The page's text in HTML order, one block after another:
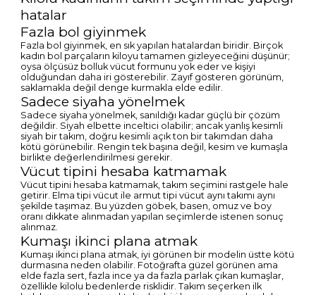
hatalar
Fazla bol giyinmek
Fazla bol giyinmek, en sık yapılan hatalardan biridir. Birçok
kadın bol parçaların kiloyu tamamen gizleyeceğini düşünür;
oysa ölçüsüz bolluk vücut formunu yok eder ve kişiyi
olduğundan daha iri gösterebilir. Zayıf gösteren görünüm,
saklamakla değil denge kurmakla elde edilir.
Sadece siyaha yönelmek
Sadece siyaha yönelmek, sanıldığı kadar güçlü bir çözüm
değildir. Siyah elbette inceltici olabilir; ancak yanlış kesimli
siyah bir takım, doğru kesimli açık ton bir takımdan daha
kötü görünebilir. Rengin tek başına değil, kesim ve kumaşla
birlikte değerlendirilmesi gerekir.
Vücut tipini hesaba katmamak
Vücut tipini hesaba katmamak, takım seçimini rastgele hale
getirir. Elma tipi vücut ile armut tipi vücut aynı takımı aynı
şekilde taşımaz. Bu yüzden göbek, basen, omuz ve boy
oranı dikkate alınmadan yapılan seçimlerde istenen sonuç
alınmaz.
Kumaşı ikinci plana atmak
Kumaşı ikinci plana atmak, iyi görünen bir modelin üstte kötü
durmasına neden olabilir. Fotoğrafta güzel görünen ama
elde fazla sert, fazla ince ya da fazla parlak çıkan kumaşlar,
özellikle kilolu bedenlerde risklidir. Takım seçerken ilk